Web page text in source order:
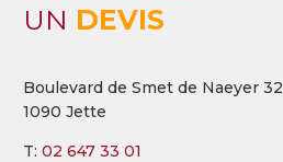
UN DEVIS
Boulevard de Smet de Naeyer 32
1090 Jette
T: 02 647 33 01